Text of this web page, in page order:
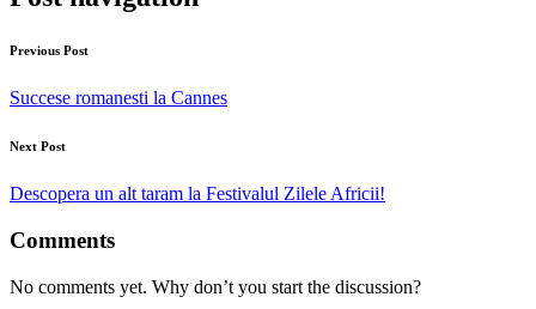
Previous Post
Succese romanesti la Cannes
Next Post
Descopera un alt taram la Festivalul Zilele Africii!
Comments
No comments yet. Why don’t you start the discussion?